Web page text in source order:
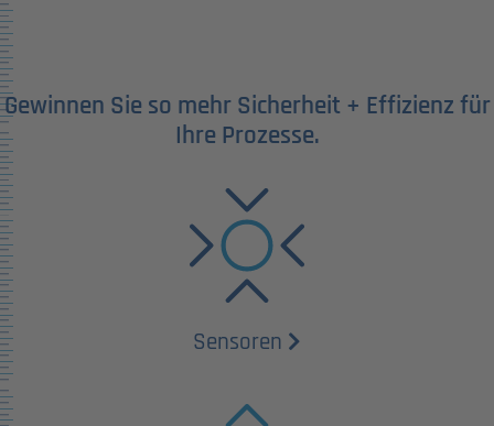
Gewinnen Sie so mehr Sicherheit + Effizienz für
Ihre Prozesse.
Sensoren